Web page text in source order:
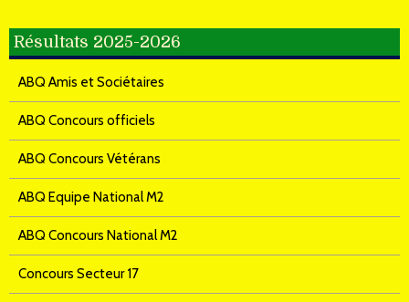
Résultats 2025-2026
ABQ Amis et Sociétaires
ABQ Concours officiels
ABQ Concours Vétérans
ABQ Equipe National M2
ABQ Concours National M2
Concours Secteur 17